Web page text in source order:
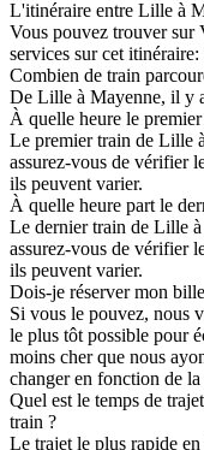
L'itinéraire entre Lille à
Vous pouvez trouver sur
services sur cet
Combien de train
De Lille à Mayenne, il y
À quelle heure le
Le premier train de Lille
assurez-vous de vérifier
ils peuvent varier.
À quelle heure part le
Le dernier train de Lille
assurez-vous de vérifier
ils peuvent varier.
Dois-je réserver mon
Si vous le pouvez, nous
le plus tôt possible pour
moins cher que nous
changer en fonction de la
Quel est le temps de
train ?
Le trajet le plus rapide